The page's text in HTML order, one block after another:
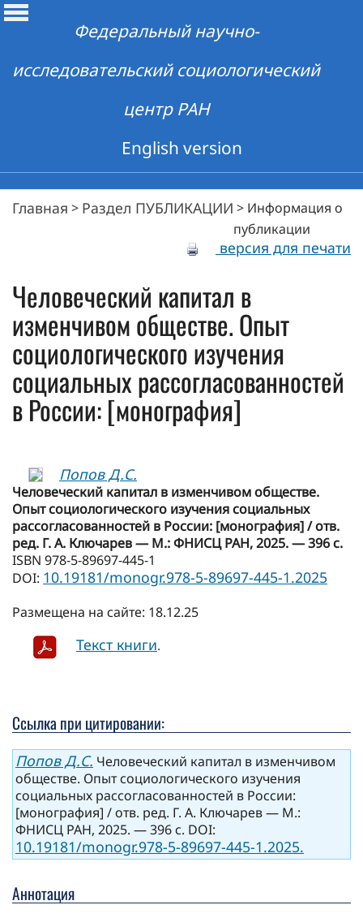
Федеральный научно-
исследовательский социологический
центр РАН
English version
Главная > Раздел ПУБЛИКАЦИИ > Информация о
публикации
версия для печати
Человеческий капитал в
изменчивом обществе. Опыт
социологического изучения
социальных рассогласованностей
в России: [монография]
Попов Д.С.
Человеческий капитал в изменчивом обществе.
Опыт социологического изучения социальных
рассогласованностей в России: [монография] / отв.
ред. Г. А. Ключарев — М.: ФНИСЦ РАН, 2025. — 396 с.
ISBN 978-5-89697-445-1
DOI: 10.19181/monogr.978-5-89697-445-1.2025
Размещена на сайте: 18.12.25
Текст книги.
Ссылка при цитировании:
Попов Д.С. Человеческий капитал в изменчивом
обществе. Опыт социологического изучения
социальных рассогласованностей в России:
[монография] / отв. ред. Г. А. Ключарев — М.:
ФНИСЦ РАН, 2025. — 396 с. DOI:
10.19181/monogr.978-5-89697-445-1.2025.
Аннотация